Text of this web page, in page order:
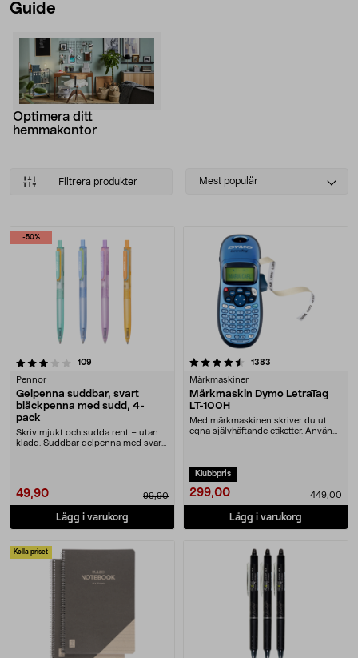
Guide
Optimera ditt
hemmakontor
Filtrera produkter
Select
Mest populär
Produkter
-50%
109
Pennor
Gelpenna suddbar, svart
bläckpenna med sudd, 4-
pack
Skriv mjukt och sudda rent – utan
kladd. Suddbar gelpenna med svart
49,90 99,90
Lägg i varukorg
4.5 av 5 stjärnor 1383
Märkmaskiner
Märkmaskin Dymo LetraTag
LT-100H
Med märkmaskinen skriver du ut
egna självhäftande etiketter. Använd
Klubbpris
299,00 449,00
Lägg i varukorg
Kolla priset